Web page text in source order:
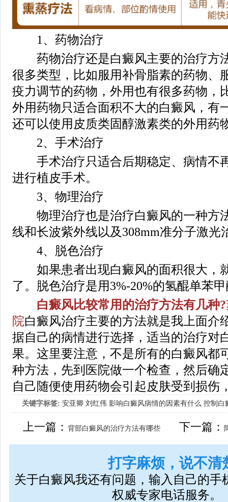
1、药物治疗
药物治疗还是白癜风主要的治疗方
很多类型，比如服用补骨脂素的药物、
疫力调节的药物，外用也有很多药物，
外用药物只适合面积不大的白癜风，有
还可以使用皮质类固醇激素类的外用药
2、手术治疗
手术治疗只适合后期稳定、病情不
进行植皮手术。
3、物理治疗
物理治疗也是治疗白癜风的一种方
线和长波紫外线以及308mm准分子激光
4、脱色治疗
如果患者出现白癜风的面积很大，
了。脱色治疗是用3%-20%的氢醌单苯
白癜风比较常用的治疗方法有几种?
院白癜风治疗主要的方法就是我上面介
据自己的病情进行选择，适当的治疗对
果。这里要注意，不是所有的白癜风都
种方法，先到医院做一个检查，然后确
自己随便使用药物会引起皮肤受到损伤
关键字标签: 安亚卿 刘红伟 影响白癜风病情的因素有什么 控制白
女生应该如何治疗呢
上一篇：背部白癜风的治疗方法有哪些 下一篇：
打字麻烦，说不清
关于白癜风我还有问题，输入自己的手
权威专家电话服务。